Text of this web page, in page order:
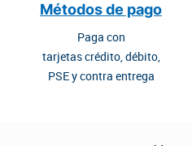
Métodos de pago
Paga con
tarjetas crédito, débito,
PSE y contra entrega